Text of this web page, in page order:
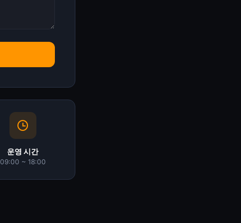
운영 시간
09:00 ~ 18:00